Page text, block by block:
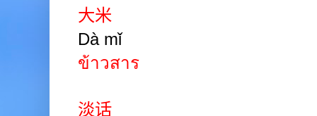
大米
Dà mǐ
ข้าวสาร
淡话